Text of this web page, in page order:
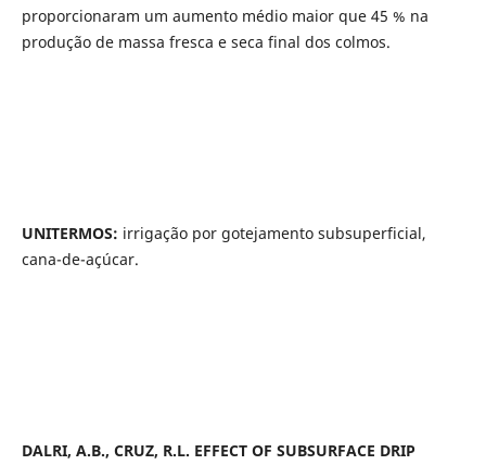
proporcionaram um aumento médio maior que 45 % na
produção de massa fresca e seca final dos colmos.
UNITERMOS: irrigação por gotejamento subsuperficial,
cana-de-açúcar.
DALRI, A.B., CRUZ, R.L. EFFECT OF SUBSURFACE DRIP